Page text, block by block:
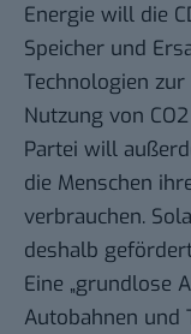
Energie will die
Speicher und
Technologien
Nutzung von
Partei will
die Menschen
verbrauchen.
deshalb
Eine „grundlose
Autobahnen und